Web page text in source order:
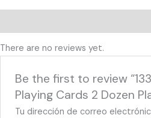
There are no reviews yet.
Be the first to review
Playing Cards 2 Dozen
Tu dirección de correo